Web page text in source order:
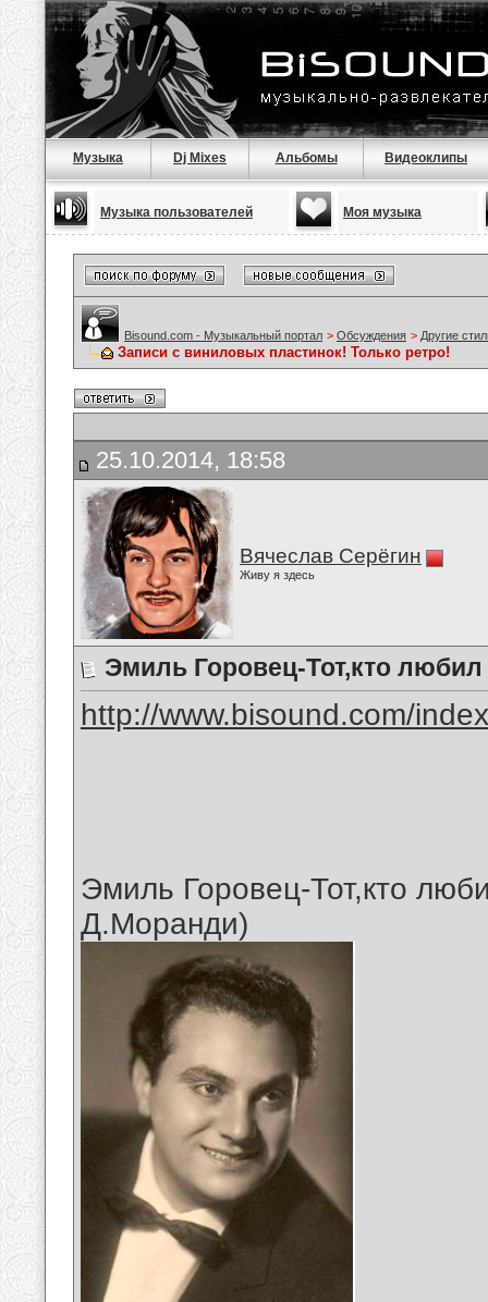
Музыка Dj Mixes Альбомы Видеоклипы
Музыка пользователей Моя музыка
Bisound.com - Музыкальный портал > Обсуждения > Другие
Записи с виниловых пластинок! Только ретро!
25.10.2014, 18:58
Вячеслав Серёгин
Живу я здесь
Эмиль Горовец-Тот,кто
http://www.bisound.com/
Эмиль Горовец-Тот,кто
Д.Моранди)